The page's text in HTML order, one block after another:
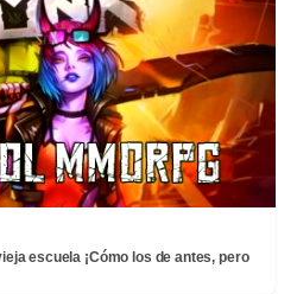
escuela ¡Cómo los de antes, pero